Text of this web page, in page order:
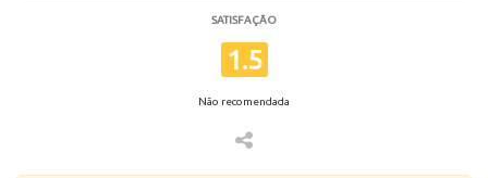
SATISFAÇÃO
1.5
Não recomendada